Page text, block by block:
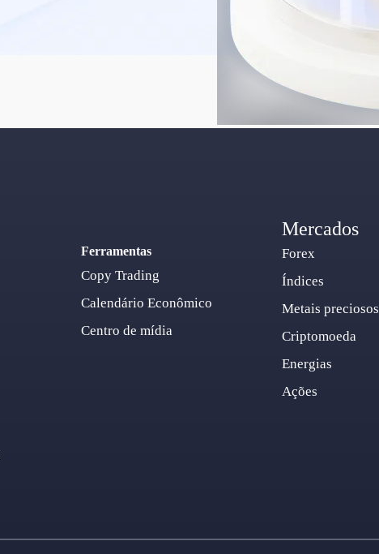
Ferramentas
Copy Trading
Calendário Econômico
Centro de mídia
Mercados
Forex
Índices
Metais preciosos
Criptomoeda
Energias
Ações